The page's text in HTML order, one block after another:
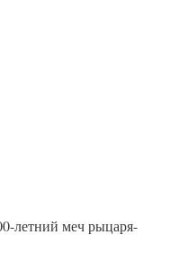
летний меч рыцаря-